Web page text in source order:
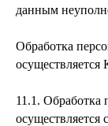
данным
Обработка
11.1. Обработка
осуществляется